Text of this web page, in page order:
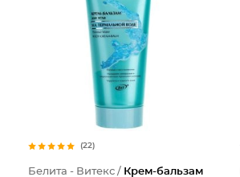
(22)
Белита - Витекс / Крем-бальзам